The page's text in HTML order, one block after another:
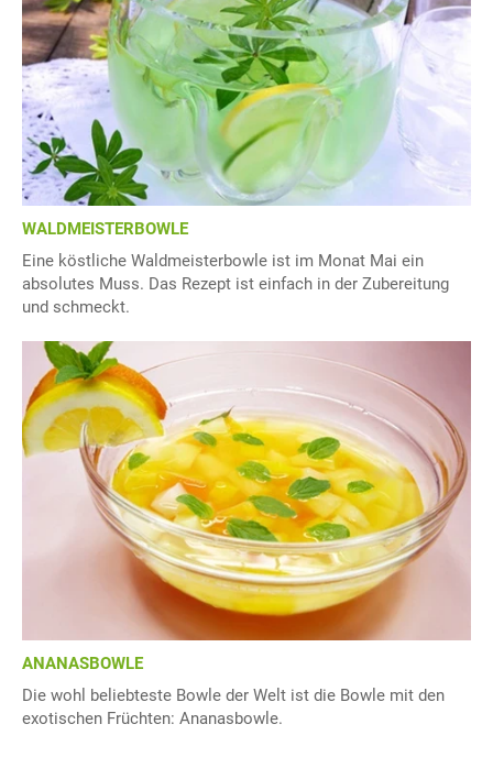
WALDMEISTERBOWLE
Eine köstliche Waldmeisterbowle ist im Monat Mai ein
absolutes Muss. Das Rezept ist einfach in der Zubereitung
und schmeckt.
ANANASBOWLE
Die wohl beliebteste Bowle der Welt ist die Bowle mit den
exotischen Früchten: Ananasbowle.